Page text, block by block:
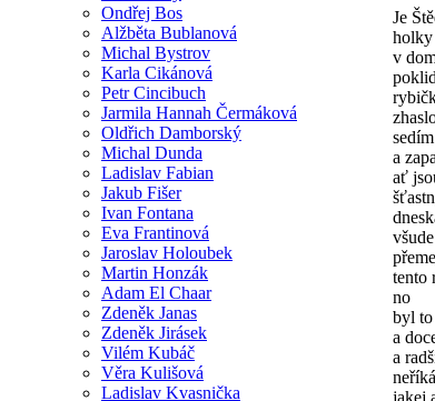
Ondřej Bos
Alžběta Bublanová
Michal Bystrov
Karla Cikánová
Petr Cincibuch
Jarmila Hannah Čermáková
Oldřich Damborský
Michal Dunda
Ladislav Fabian
Jakub Fišer
Ivan Fontana
Eva Frantinová
Jaroslav Holoubek
Martin Honzák
Adam El Chaar
Zdeněk Janas
Zdeněk Jirásek
Vilém Kubáč
Věra Kulišová
Ladislav Kvasnička
Je
holky
v
a
ať
tento
no
byl
a
a